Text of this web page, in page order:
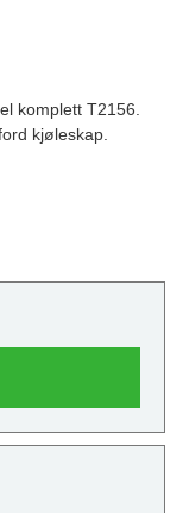
komplett T2156.
kjøleskap.